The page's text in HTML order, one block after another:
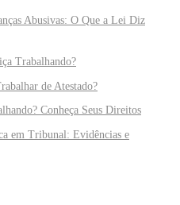
Abusivas: O Que a Lei Diz
Trabalhando?
de Atestado?
Conheça Seus Direitos
em Tribunal: Evidências e